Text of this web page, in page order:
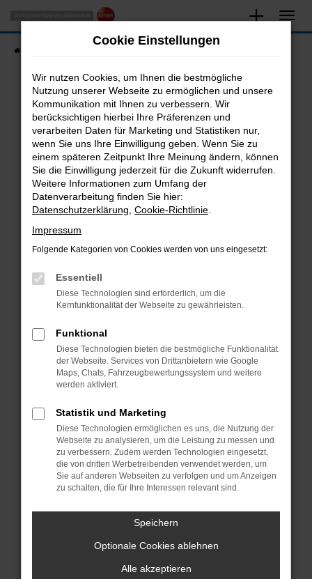
Zum
Hauptinhalt
springen
Fahrzeugsuche
Fehler: Network Error
Beim Laden ist ein Fehler aufgetreten.
Hier sind ein paar Tipps, die dir helfen können:
Überprüfe deine Firewall und deine
Internetverbindung.
Laden andere Webseiten, zum Beispiel deine
Suchmaschine?
Prüfe deine Browsererweiterungen.
können das Laden bestimmter Seiten
verhindern. Funktioniert die Seite in einem
anderen Browser oder in einem privaten
Starte dein Gerät neu.
Das kann manchmal helfen, vorübergehende
Probleme zu beheben.
Betriebssystem auf dem neuesten Stand
sind.
Veraltete Software birgt nicht nur ein
Sicherheitsrisiko, sondern kann auch dazu
führen, dass bestimmte Funktionen nicht mehr
unterstützt werden.
Wende dich an den Webseitenbetreiber.
Wenn du alle oben genannten Schritte versucht
hast, kontaktiere uns bitte. Wir werden
versuchen, das Problem zu beheben. Du kannst
uns diesen Text schicken, um uns bei der
Cookie Einstellungen
Wir nutzen Cookies, um Ihnen die bestmögliche
Nutzung unserer Webseite zu ermöglichen und unsere
Kommunikation mit Ihnen zu verbessern. Wir
berücksichtigen hierbei Ihre Präferenzen und
verarbeiten Daten für Marketing und Statistiken nur,
wenn Sie uns Ihre Einwilligung geben. Wenn Sie zu
einem späteren Zeitpunkt Ihre Meinung ändern, können
Sie die Einwilligung jederzeit für die Zukunft widerrufen.
Weitere Informationen zum Umfang der
Datenverarbeitung finden Sie hier:
Datenschutzerklärung Cookie-Richtlinie
Impressum
Folgende Kategorien von Cookies werden von uns eingesetzt:
Essentiell
Diese Technologien sind erforderlich, um die
Kernfunktionalität der Webseite zu gewährleisten.
Funktional
Diese Technologien bieten die bestmögliche Funktionalität
der Webseite. Services von Drittanbietern wie Google
Maps, Chats, Fahrzeugbewertungssystem und weitere
werden aktiviert.
Statistik und Marketing
Diese Technologien ermöglichen es uns, die Nutzung der
Webseite zu analysieren, um die Leistung zu messen und
zu verbessern. Zudem werden Technologien eingesetzt,
die von dritten Werbetreibenden verwendet werden, um
Sie auf anderen Webseiten zu verfolgen und um Anzeigen
zu schalten, die für Ihre Interessen relevant sind.
Speichern
Optionale Cookies ablehnen
Alle akzeptieren